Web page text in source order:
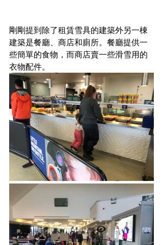
剛剛提到除了租賃雪具的建築外另一棟
建築是餐廳、商店和廁所。餐廳提供一
些簡單的食物，而商店賣一些滑雪用的
衣物配件。